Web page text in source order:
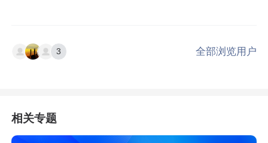
3 全部浏览用户
相关专题